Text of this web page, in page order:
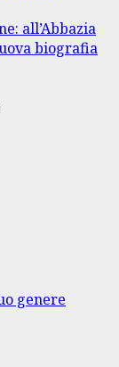
all’Abbazia
biografia
genere